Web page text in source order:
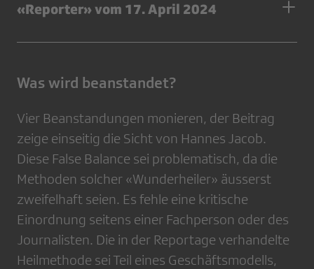
«Reporter» vom 17. April 2024
Was wird beanstandet?
Vier Beanstandungen monieren, der Beitrag
zeige einseitig die Sicht von Hannes Jacob.
Diese False Balance sei problematisch, da die
Methoden solcher «Wunderheiler» äusserst
zweifelhaft seien. Es fehle eine kritische
Einordnung seitens einer Fachperson oder des
Journalisten. Die in der Reportage verhandelte
Heilmethode sei Teil eines Geschäftsmodells,